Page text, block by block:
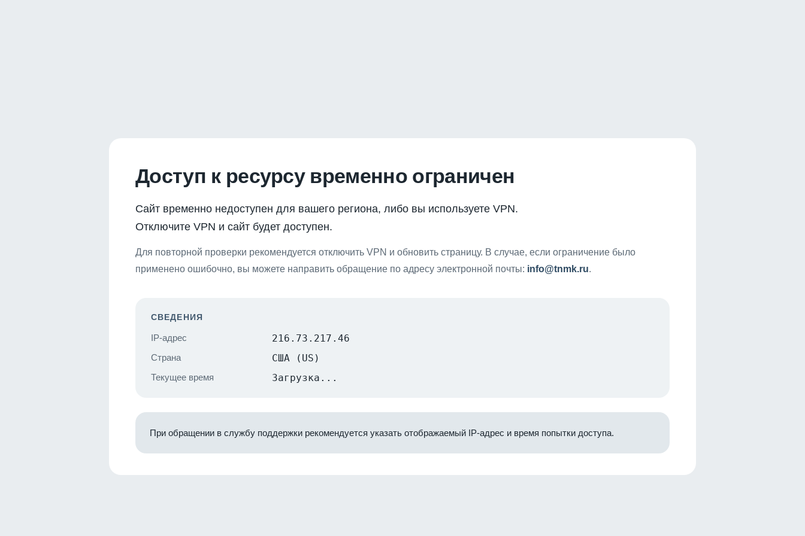
Доступ к ресурсу временно ограничен
Сайт временно недоступен для вашего региона, либо вы используете VPN.
Отключите VPN и сайт будет доступен.
Для повторной проверки рекомендуется отключить VPN и обновить страницу. В случае, если ограничение было
применено ошибочно, вы можете направить обращение по адресу электронной почты: info@tnmk.ru.
СВЕДЕНИЯ
IP-адрес 216.73.217.46
Страна США (US)
Текущее время Загрузка...
При обращении в службу поддержки рекомендуется указать отображаемый IP-адрес и время попытки доступа.